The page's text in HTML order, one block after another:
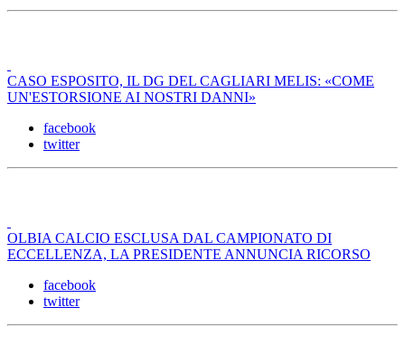
CASO ESPOSITO, IL DG DEL CAGLIARI MELIS: «COME
UN'ESTORSIONE AI NOSTRI DANNI»
facebook
twitter
OLBIA CALCIO ESCLUSA DAL CAMPIONATO DI
ECCELLENZA, LA PRESIDENTE ANNUNCIA RICORSO
facebook
twitter